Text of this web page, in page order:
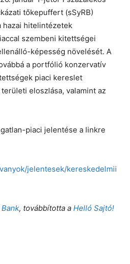
tőkepuffert (sSyRB)
hazai hitelintézetek
szembeni kitettségei
képesség növelését. A
a portfólió konzervatív
piaci kereslet
eloszlása, valamint az
piaci jelentése a linkre
jelentesek/kereskedelmii
, továbbította a Helló Sajtó!